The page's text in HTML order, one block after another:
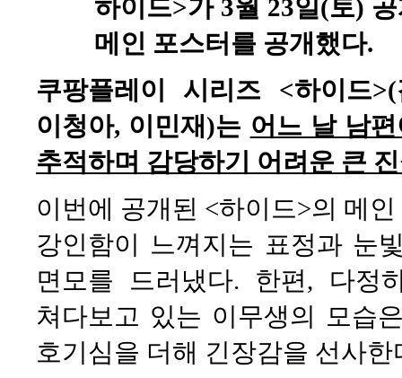
하이드>가 3월 23일(토)
메인 포스터를 공개했다.
쿠팡플레이 시리즈 <하이드
이청아, 이민재)는 어느 날 남
추적하며 감당하기 어려운 큰
이번에 공개된 <하이드>의 메
강인함이 느껴지는 표정과 눈
면모를 드러냈다. 한편, 다정
쳐다보고 있는 이무생의 모습
호기심을 더해 긴장감을 선사한